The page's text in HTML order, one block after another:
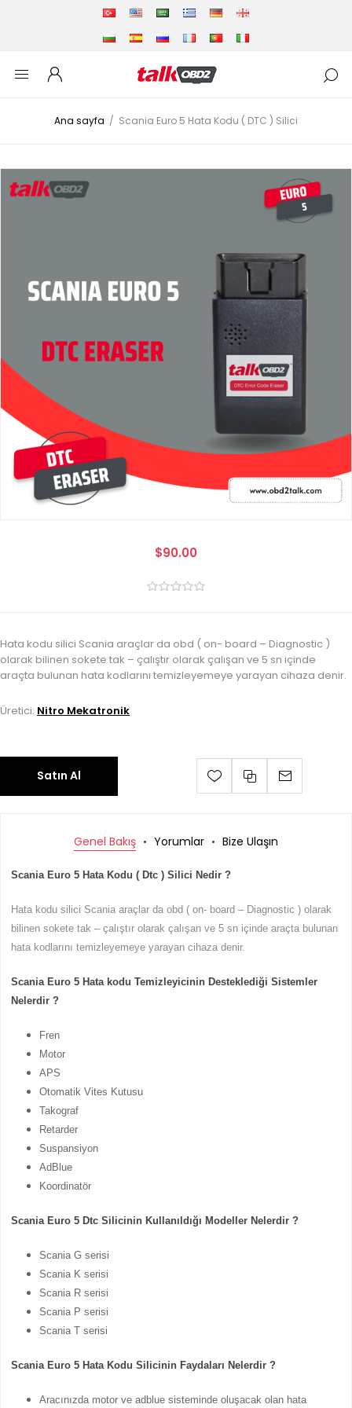
Ana sayfa / Scania Euro 5 Hata Kodu ( DTC ) Silici
$90.00
Hata kodu silici Scania araçlar da obd ( on- board – Diagnostic )
olarak bilinen sokete tak – çalıştır olarak çalışan ve 5 sn içinde
araçta bulunan hata kodlarını temizleyemeye yarayan cihaza denir.
Üretici: Nitro Mekatronik
Satın Al
Genel Bakış Yorumlar Bize Ulaşın
Scania Euro 5 Hata Kodu ( Dtc ) Silici Nedir ?
Hata kodu silici Scania araçlar da obd ( on- board – Diagnostic ) olarak
bilinen sokete tak – çalıştır olarak çalışan ve 5 sn içinde araçta bulunan
hata kodlarını temizleyemeye yarayan cihaza denir.
Scania Euro 5 Hata kodu Temizleyicinin Desteklediği Sistemler
Nelerdir ?
Fren
Motor
APS
Otomatik Vites Kutusu
Takograf
Retarder
Suspansiyon
AdBlue
Koordinatör
Scania Euro 5 Dtc Silicinin Kullanıldığı Modeller Nelerdir ?
Scania G serisi
Scania K serisi
Scania R serisi
Scania P serisi
Scania T serisi
Scania Euro 5 Hata Kodu Silicinin Faydaları Nelerdir ?
Aracınızda motor ve adblue sisteminde oluşacak olan hata